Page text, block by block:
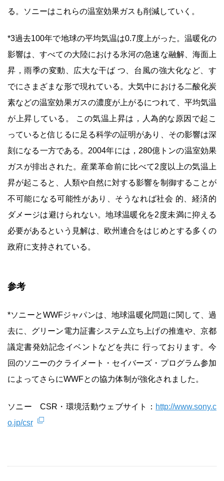
る。ソニーはこれらの温室効果ガスも削減していく。
*3過去100年で地球の平均気温は0.7度上がった。温暖化の
影響は、すべての大陸における氷河の急速な融解、海面上
昇，雨季の変動、広大な干ば つ、台風の強大化など、す
でにさまざまな形で現れている。大気中における二酸化炭
素などの温室効果ガスの濃度が上がるにつれて、平均気温
が上昇している。 この気温上昇は，人為的な原因で起こ
っていると信じるに足る科学の証明があり、その影響は深
刻になる一方である。2004年には，280億トンの温室効果
ガスが排出された。産業革命前に比べて2度以上の気温上
昇が起こると、人類や自然に対する影響を制御することが
不可能になる可能性があり、そうなれば社会 的、経済的
ダメージは避けられない。地球温暖化を2度未満に抑える
必要があるという見解は、欧州連合をはじめとする多くの
政府に支持されている。
参考
*ソニーとWWFジャパンは、地球温暖化問題に関して、過
去に、グリーン電力証書システム立ち上げの推進や、京都
議定書発効記念イベントなどを共に 行っております。今
回のソニーのクライメート・セイバーズ・プログラム参加
によってさらにWWFとの協力体制が強化されました。
ソニー CSR・環境活動ウェブサイト： http://www.sony.c
o.jp/csr